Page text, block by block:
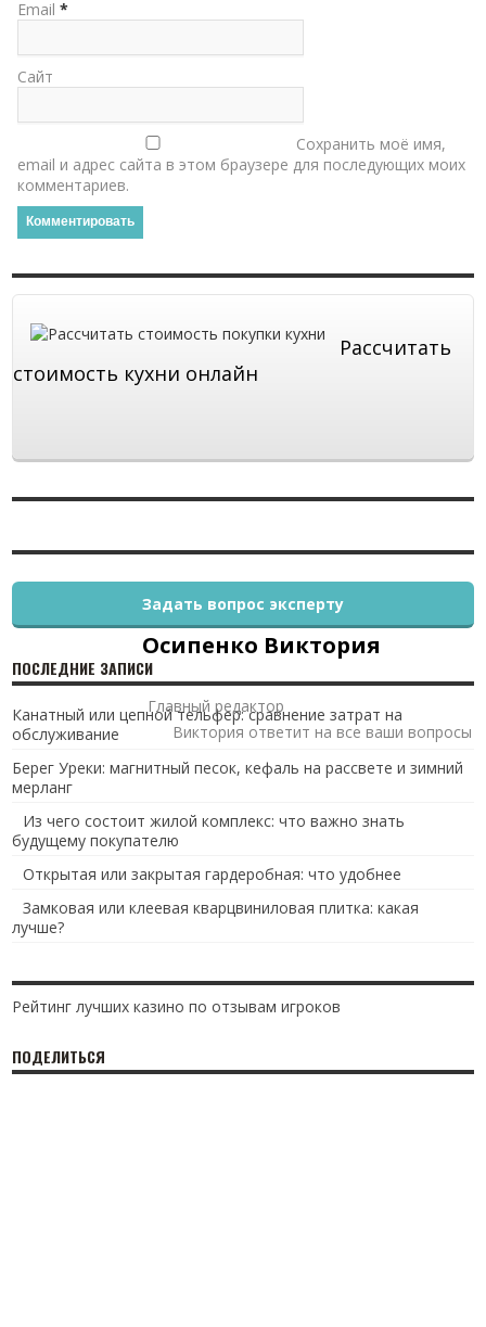
Email *
Сайт
Сохранить моё имя,
email и адрес сайта в этом браузере для последующих моих
комментариев.
Рассчитать
стоимость кухни онлайн
Осипенко Виктория
Главный редактор
Виктория ответит на все ваши вопросы
Задать вопрос эксперту
ПОСЛЕДНИЕ ЗАПИСИ
Канатный или цепной тельфер: сравнение затрат на
обслуживание
Берег Уреки: магнитный песок, кефаль на рассвете и зимний
мерланг
Из чего состоит жилой комплекс: что важно знать
будущему покупателю
Открытая или закрытая гардеробная: что удобнее
Замковая или клеевая кварцвиниловая плитка: какая
лучше?
Рейтинг лучших казино по отзывам игроков
ПОДЕЛИТЬСЯ